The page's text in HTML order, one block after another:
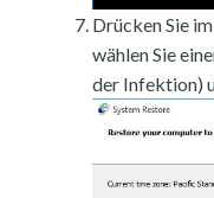
Drücken Sie
wählen Sie
der Infektion)